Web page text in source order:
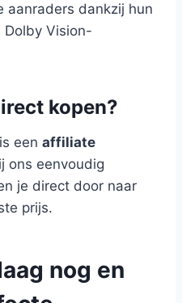
aanraders dankzij hun
Vision-
kopen?
een affiliate
ons eenvoudig
je direct door naar
prijs.
nog en